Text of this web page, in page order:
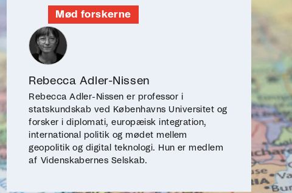
Mød forskerne
Rebecca Adler-Nissen
Rebecca Adler-Nissen er professor i
statskundskab ved Københavns Universitet og
forsker i diplomati, europæisk integration,
international politik og mødet mellem
geopolitik og digital teknologi. Hun er medlem
af Videnskabernes Selskab.